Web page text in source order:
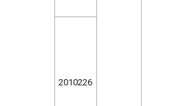
2010226